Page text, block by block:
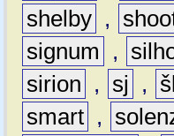
shelby ,
signum
,
sirion
, sj ,
smart ,